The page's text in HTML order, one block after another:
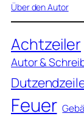
Über den Autor
Achtzeiler
Autor &
Feuer